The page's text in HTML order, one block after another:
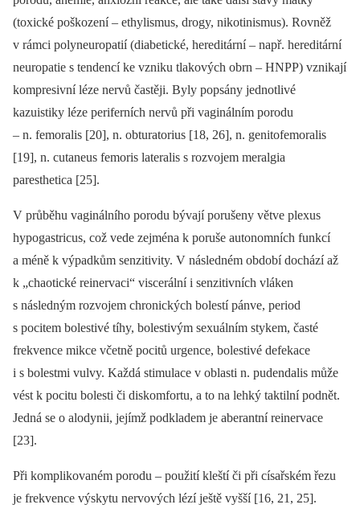
(toxické poškození –⁠ ethylismus, drogy, nikotinismus). Rovněž
v rámci polyneuropatií (diabetické, hereditární –⁠ např. hereditární
neuropatie s tendencí ke vzniku tlakových obrn –⁠ HNPP) vznikají
kompresivní léze nervů častěji. Byly popsány jednotlivé
kazuistiky léze periferních nervů při vaginálním porodu
–⁠ n. femoralis [20], n. obturatorius [18, 26], n. genitofemoralis
[19], n. cutaneus femoris lateralis s rozvojem meralgia
paresthetica [25].
V průběhu vaginálního porodu bývají porušeny větve plexus
hypogastricus, což vede zejména k poruše autonomních funkcí
a méně k výpadkům senzitivity. V následném období dochází až
k „chaotické reinervaci“ viscerální i senzitivních vláken
s následným rozvojem chronických bolestí pánve, period
s pocitem bolestivé tíhy, bolestivým sexuálním stykem, časté
frekvence mikce včetně pocitů urgence, bolestivé defekace
i s bolestmi vulvy. Každá stimulace v oblasti n. pudendalis může
vést k pocitu bolesti či diskomfortu, a to na lehký taktilní podnět.
Jedná se o alodynii, jejímž podkladem je aberantní reinervace
[23].
Při komplikovaném porodu –⁠ použití kleští či při císařském řezu
je frekvence výskytu nervových lézí ještě vyšší [16, 21, 25].